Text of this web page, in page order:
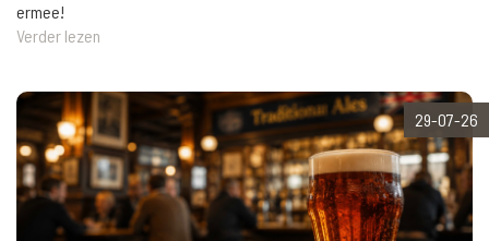
ermee!
Verder lezen
29-07-26